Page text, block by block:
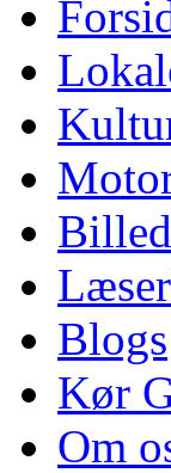
Blogs
Kør
Om